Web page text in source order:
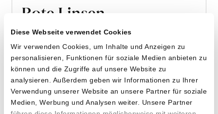
Diese Webseite verwendet Cookies
Wir verwenden Cookies, um Inhalte und Anzeigen zu
personalisieren, Funktionen für soziale Medien anbieten zu
können und die Zugriffe auf unsere Website zu
analysieren. Außerdem geben wir Informationen zu Ihrer
Verwendung unserer Website an unsere Partner für soziale
Medien, Werbung und Analysen weiter. Unsere Partner
Rote Linsen
von Cooperativa Valdibella aus Camporeale,
2 x 500g
CHF13.90
CHF1.39 pro 100g
In